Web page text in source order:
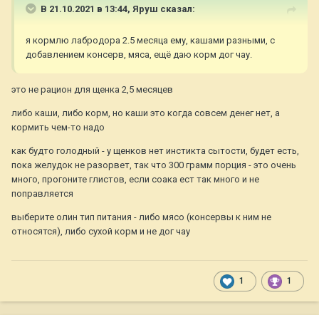
В 21.10.2021 в 13:44, Яруш сказал:
я кормлю лабродора 2.5 месяца ему, кашами разными, с
добавлением консерв, мяса, ещё даю корм дог чау.
это не рацион для щенка 2,5 месяцев
либо каши, либо корм, но каши это когда совсем денег нет, а
кормить чем-то надо
как будто голодный - у щенков нет инстикта сытости, будет есть,
пока желудок не разорвет, так что 300 грамм порция - это очень
много, прогоните глистов, если соака ест так много и не
поправляется
выберите олин тип питания - либо мясо (консервы к ним не
относятся), либо сухой корм и не дог чау
1 1